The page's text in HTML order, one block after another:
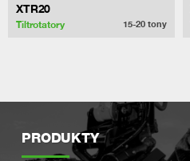
XTR20
Tiltrotatory 15-20 tony
PRODUKTY